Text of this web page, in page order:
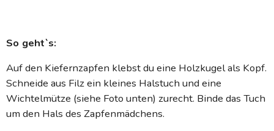
So geht`s:
Auf den Kiefernzapfen klebst du eine Holzkugel als Kopf.
Schneide aus Filz ein kleines Halstuch und eine
Wichtelmütze (siehe Foto unten) zurecht. Binde das Tuch
um den Hals des Zapfenmädchens.